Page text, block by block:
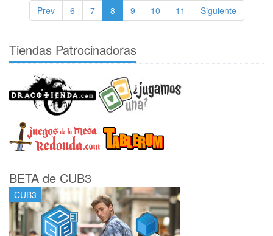
Prev 6 7 8 9 10 11 Siguiente
Tiendas Patrocinadoras
BETA de CUB3
CUB3